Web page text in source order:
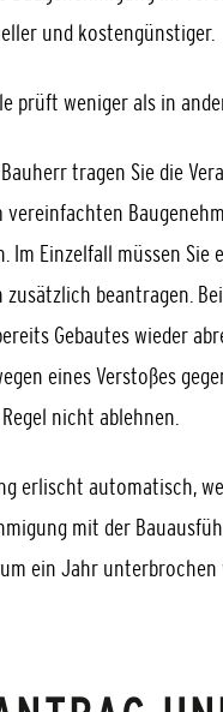
und kostengünstiger.
prüft weniger als in
tragen Sie die
vereinfachten
Im Einzelfall müssen Sie
beantragen.
Gebautes wieder
eines Verstoßes
nicht ablehnen.
erlischt automatisch,
mit der
ein Jahr unterbrochen